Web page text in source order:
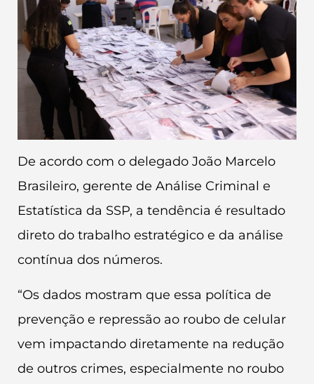
De acordo com o delegado João Marcelo
Brasileiro, gerente de Análise Criminal e
Estatística da SSP, a tendência é resultado
direto do trabalho estratégico e da análise
contínua dos números.
“Os dados mostram que essa política de
prevenção e repressão ao roubo de celular
vem impactando diretamente na redução
de outros crimes, especialmente no roubo